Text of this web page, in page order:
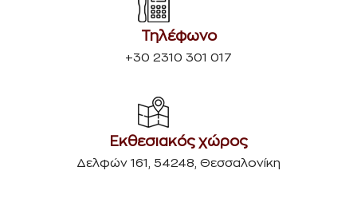
Τηλέφωνο
+30 2310 301 017
Εκθεσιακός χώρος
Δελφών 161, 54248, Θεσσαλονίκη